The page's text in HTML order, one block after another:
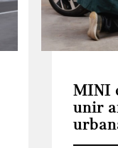
MINI
unir